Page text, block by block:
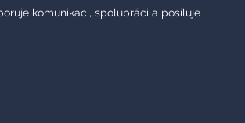
komunikaci, spolupráci a posiluje